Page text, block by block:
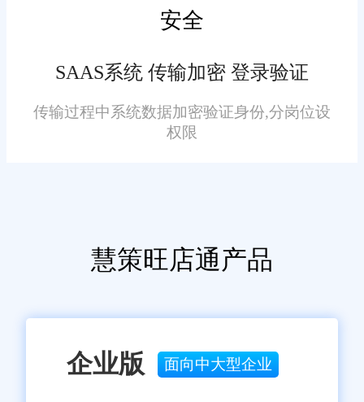
行业专业性：旺店通ERP系
求，提供了符合GMP、GSP等法
营的合规性。
块，实现了企业资源的全面整合
和优化。
卓越数据处理能力：旺店通
分析能力，能够实时收集、整合
安全
SAAS系统 传输加密 登录验证
传输过程中系统数据加密验证身份,分岗位设
权限
慧策旺店通产品
企业版 面向中大型企业